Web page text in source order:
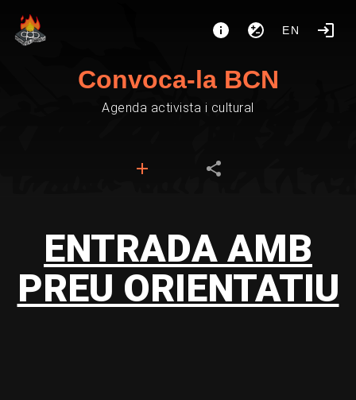
EN
Convoca-la BCN
Agenda activista i cultural
ENTRADA AMB
PREU ORIENTATIU